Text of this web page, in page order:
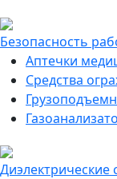
Безопасность
Аптечки
Средства
Диэлектрические